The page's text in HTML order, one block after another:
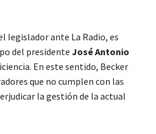
legislador ante La Radio, es
del presidente José Antonio
En este sentido, Becker
que no cumplen con las
la gestión de la actual